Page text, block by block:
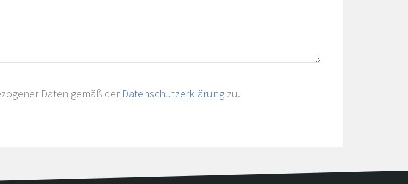
Daten gemäß der Datenschutzerklärung zu.